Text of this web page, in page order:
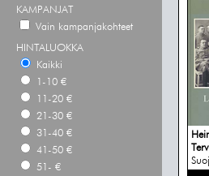
KAMPANJAT
Vain kampanjakohteet
HINTALUOKKA
Kaikki
1-10 €
11-20 €
21-30 €
31-40 €
41-50 €
51- €